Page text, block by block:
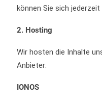
können Sie sich jederzeit
2. Hosting
Wir hosten die Inhalte
Anbieter:
IONOS